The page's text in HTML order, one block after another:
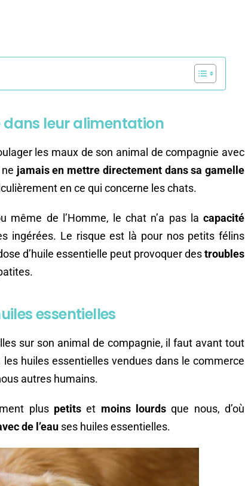
dans leur alimentation
les maux de son animal de compagnie avec
jamais en mettre directement dans sa gamelle
en ce qui concerne les chats.
même de l’Homme, le chat n’a pas la capacité
ingérées. Le risque est là pour nos petits félins
d’huile essentielle peut provoquer destroubles
essentielles
sur son animal de compagnie, il faut avant tout
les huiles essentielles vendues dans le commerce
autres humains.
plus petits et moins lourds que nous, d’où
de l’eau ses huiles essentielles.